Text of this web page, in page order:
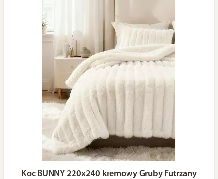
Koc BUNNY 220x240 kremowy Gruby Futrzany